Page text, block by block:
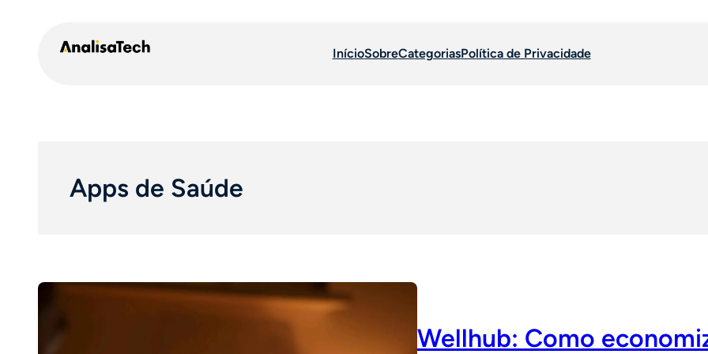
InícioSobreCategoriasPolítica de Privacidade
Apps de Saúde
Wellhub: Como